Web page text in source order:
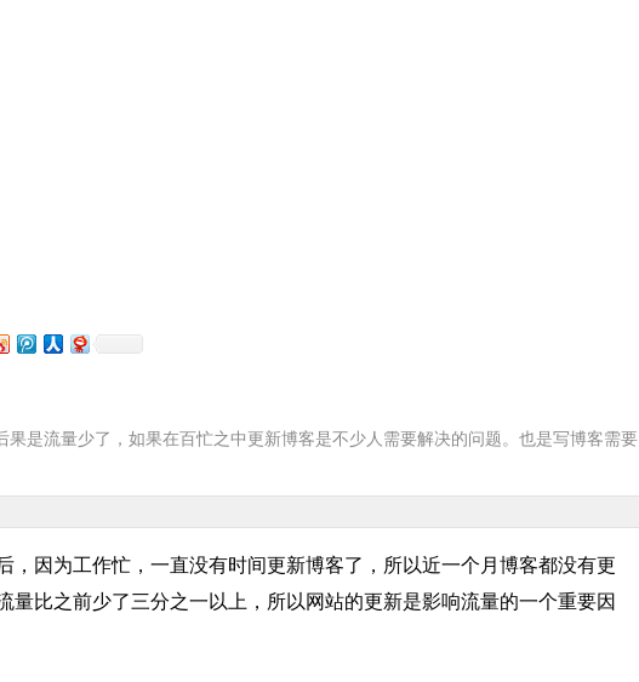
果是流量少了，如果在百忙之中更新博客是不少人需要解决的问题。也是写博客需要
，因为工作忙，一直没有时间更新博客了，所以近一个月博客都没有更
量比之前少了三分之一以上，所以网站的更新是影响流量的一个重要因